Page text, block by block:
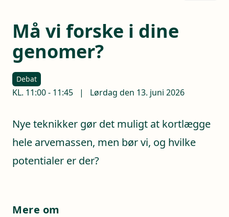
Må vi forske i dine
genomer?
Debat
KL. 11:00- 11:45 | Lørdag den 13. juni 2026
Nye teknikker gør det muligt at kortlægge
hele arvemassen, men bør vi, og hvilke
potentialer er der?
Mere om